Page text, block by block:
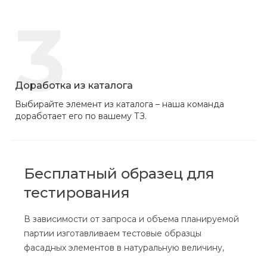
3
Доработка из каталога
Выбирайте элемент из каталога – наша команда
доработает его по вашему ТЗ.
Бесплатный образец для
тестирования
В зависимости от запроса и объема планируемой
партии изготавливаем тестовые образцы
фасадных элементов в натуральную величину,